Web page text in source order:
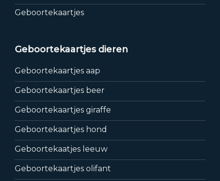
Geboortekaartjes
Geboortekaartjes dieren
Geboortekaartjes aap
Geboortekaartjes beer
Geboortekaartjes giraffe
Geboortekaartjes hond
Geboortekaatjes leeuw
Geboortekaartjes olifant